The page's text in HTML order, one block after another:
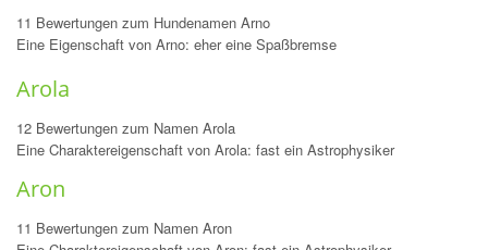
11 Bewertungen zum Hundenamen Arno
Eine Eigenschaft von Arno: eher eine Spaßbremse
Arola
12 Bewertungen zum Namen Arola
Eine Charaktereigenschaft von Arola: fast ein Astrophysiker
Aron
11 Bewertungen zum Namen Aron